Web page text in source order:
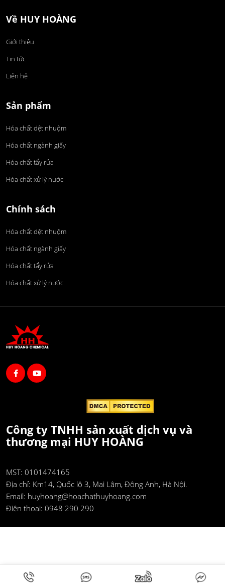
Về HUY HOÀNG
Giới thiệu
Tin tức
Liên hệ
Sản phẩm
Hóa chất dệt nhuộm
Hóa chất ngành giấy
Hóa chất tẩy rửa
Hóa chất xử lý nước
Chính sách
Hóa chất dệt nhuộm
Hóa chất ngành giấy
Hóa chất tẩy rửa
Hóa chất xử lý nước
Công ty TNHH sản xuất dịch vụ và
thương mại HUY HOÀNG
MST: 0101474165
Địa chỉ: Km14, Quốc lộ 3, Mai Lâm, Đông Anh, Hà Nội.
Email: huyhoang@hoachathuyhoang.com
Điện thoại: 0948 290 290